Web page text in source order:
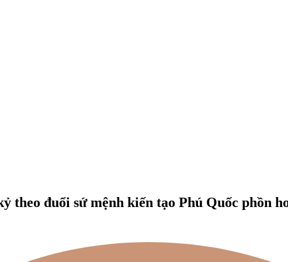
đuổi sứ mệnh kiến tạo Phú Quốc phồn